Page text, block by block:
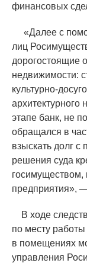
финансовых
«Далее с
лиц
дорогостоящие
недвижимости:
культурно-
этапе банк, не
обращался в
взыскать долг с
решения суда
предприятия»,
В ходе
по месту
в помещениях
управления